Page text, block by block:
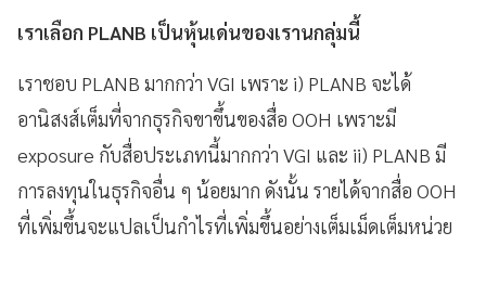
เราเลือก PLANB เป็นหุ้นเด่นของเรานกลุ่มนี้
เราชอบ PLANB มากกว่า VGI เพราะ i) PLANB จะได้
อานิสงส์เต็มที่จากธุรกิจขาขึ้นของสื่อ OOH เพราะมี
exposure กับสื่อประเภทนี้มากกว่า VGI และ ii) PLANB มี
การลงทุนในธุรกิจอื่น ๆ น้อยมาก ดังนั้น รายได้จากสื่อ OOH
ที่เพิ่มขึ้นจะแปลเป็นกำไรที่เพิ่มขึ้นอย่างเต็มเม็ดเต็มหน่วย